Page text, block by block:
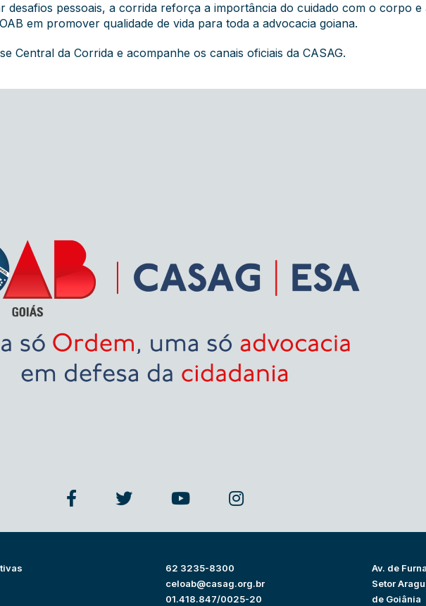
desafios pessoais, a corrida reforça a importância do cuidado com o corpo e
em promover qualidade de vida para toda a advocacia goiana.
Central da Corrida e acompanhe os canais oficiais da CASAG.
62 3235-8300
celoab@casag.org.br
01.418.847/0025-20
Av. de
Setor
de Goiânia